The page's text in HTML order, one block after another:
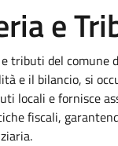
e
tributi del comune
e il bilancio, si
locali e fornisce
fiscali,